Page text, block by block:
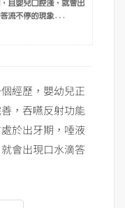
經歷，嬰幼兒正
，吞嚥反射功能
於出牙期，唾液
會出現口水滴答